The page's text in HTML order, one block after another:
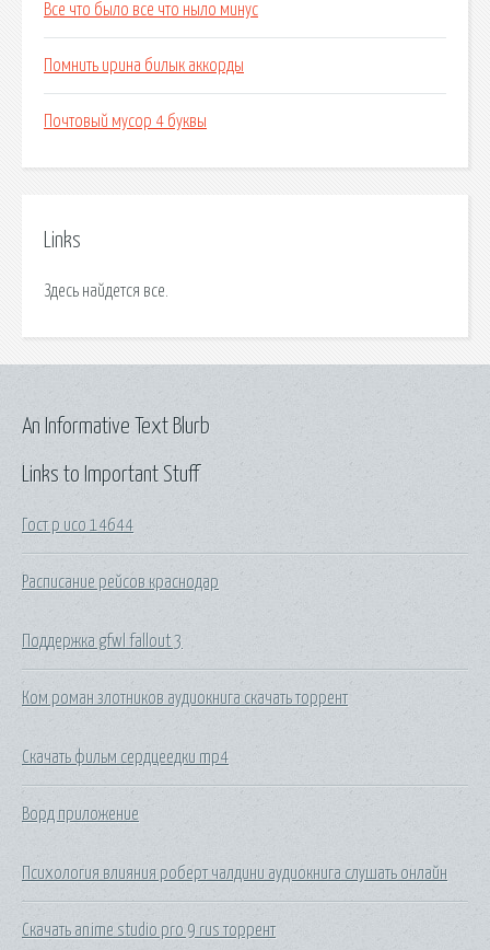
Все что было все что ныло минус
Помнить ирина билык аккорды
Почтовый мусор 4 буквы
Links
Здесь найдется все.
Links to Important Stuff
Гост р исо 14644
Расписание рейсов краснодар
Поддержка gfwl fallout 3
Ком роман злотников аудиокнига скачать торрент
Скачать фильм сердцеедки mp4
Ворд приложение
Психология влияния роберт чалдини аудиокнига слушать онлайн
Скачать anime studio pro 9 rus торрент
An Informative Text Blurb